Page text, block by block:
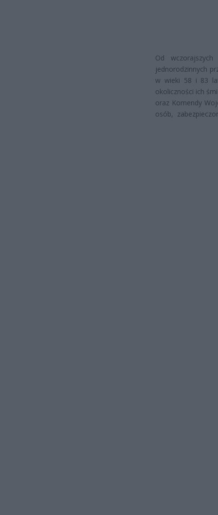
Od
jednorodzinnych
w wieki 58 i 83
okoliczności ich
oraz Komendy
osób,